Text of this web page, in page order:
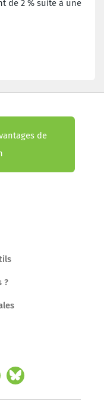
de 2 % suite à une
de
?